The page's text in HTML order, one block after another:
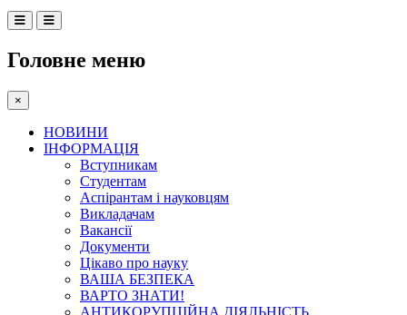
Головне меню
×
НОВИНИ
ІНФОРМАЦІЯ
Вступникам
Студентам
Аспірантам і науковцям
Викладачам
Вакансії
Документи
Цікаво про науку
ВАША БЕЗПЕКА
ВАРТО ЗНАТИ!
АНТИКОРУПЦІЙНА ДІЯЛЬНІСТЬ